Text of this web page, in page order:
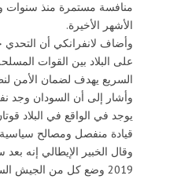
منافسة مستمرة منذ
الأشهر الأخيرة.
وأضاف لانفرانكي أن
على البلاد بين القوات
السريع يهدف لضمان الأمن
وأشار إلى أن السودان
يوجد في الواقع في البلاد
قيادة منفصل ومصالح سياسية
وقال الخبير الإيطالي إنه
2019 وضع كل من الجيش